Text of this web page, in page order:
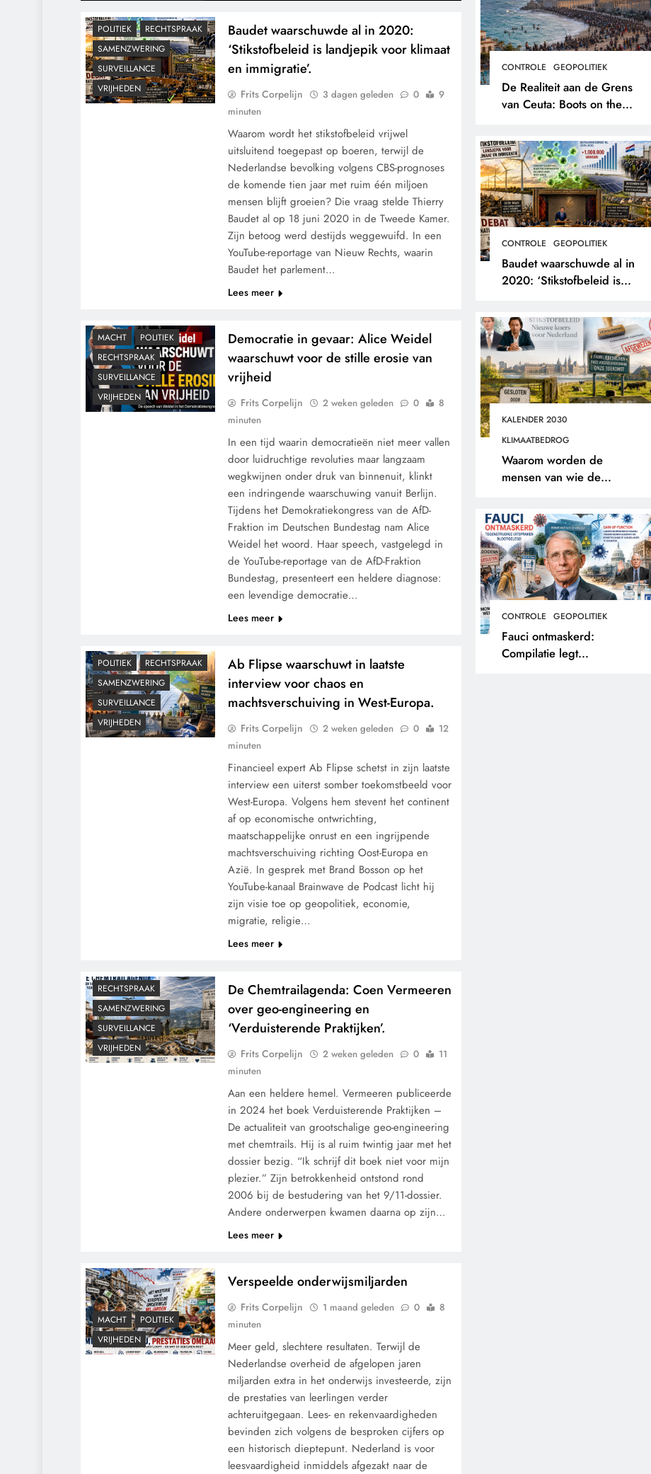
CONTROLE GEOPOLITIEK
De Realiteit aan de Grens
van Ceuta: Boots on the
CONTROLE GEOPOLITIEK
Baudet waarschuwde al in
2020: ‘Stikstofbeleid is
immigratie’.
KALENDER 2030
KLIMAATBEDROG
Waarom worden de
mensen van wie de
buitengesloten?
CONTROLE GEOPOLITIEK
Fauci ontmaskerd:
Compilatie legt
POLITIEK
RECHTSPRAAK
SAMENZWERING
SURVEILLANCE
VRIJHEDEN
Baudet waarschuwde al in 2020:
‘Stikstofbeleid is landjepik voor klimaat
en immigratie’.
Frits Corpelijn 3 dagen geleden 0
9
minuten
Waarom wordt het stikstofbeleid vrijwel
uitsluitend toegepast op boeren, terwijl de
Nederlandse bevolking volgens CBS-prognoses
de komende tien jaar met ruim één miljoen
mensen blijft groeien? Die vraag stelde Thierry
Baudet al op 18 juni 2020 in de Tweede Kamer.
Zijn betoog werd destijds weggewuifd. In een
YouTube-reportage van Nieuw Rechts, waarin
Baudet het parlement…
Lees meer
MACHT
POLITIEK
RECHTSPRAAK
SURVEILLANCE
VRIJHEDEN
Democratie in gevaar: Alice Weidel
waarschuwt voor de stille erosie van
vrijheid
Frits Corpelijn 2 weken geleden 0
8
minuten
In een tijd waarin democratieën niet meer vallen
door luidruchtige revoluties maar langzaam
wegkwijnen onder druk van binnenuit, klinkt
een indringende waarschuwing vanuit Berlijn.
Tijdens het Demokratiekongress van de AfD-
Fraktion im Deutschen Bundestag nam Alice
Weidel het woord. Haar speech, vastgelegd in
de YouTube-reportage van de AfD-Fraktion
Bundestag, presenteert een heldere diagnose:
een levendige democratie…
Lees meer
POLITIEK
RECHTSPRAAK
SAMENZWERING
SURVEILLANCE
VRIJHEDEN
Ab Flipse waarschuwt in laatste
interview voor chaos en
machtsverschuiving in West-Europa.
Frits Corpelijn 2 weken geleden 0
12
minuten
Financieel expert Ab Flipse schetst in zijn laatste
interview een uiterst somber toekomstbeeld voor
West-Europa. Volgens hem stevent het continent
af op economische ontwrichting,
maatschappelijke onrust en een ingrijpende
machtsverschuiving richting Oost-Europa en
Azië. In gesprek met Brand Bosson op het
YouTube-kanaal Brainwave de Podcast licht hij
zijn visie toe op geopolitiek, economie,
migratie, religie…
Lees meer
RECHTSPRAAK
SAMENZWERING
SURVEILLANCE
VRIJHEDEN
De Chemtrailagenda: Coen Vermeeren
over geo-engineering en
‘Verduisterende Praktijken’.
Frits Corpelijn 2 weken geleden 0
11
minuten
Aan een heldere hemel. Vermeeren publiceerde
in 2024 het boek Verduisterende Praktijken –
De actualiteit van grootschalige geo-engineering
met chemtrails. Hij is al ruim twintig jaar met het
dossier bezig. “Ik schrijf dit boek niet voor mijn
plezier.” Zijn betrokkenheid ontstond rond
2006 bij de bestudering van het 9/11-dossier.
Andere onderwerpen kwamen daarna op zijn…
Lees meer
MACHT
POLITIEK
VRIJHEDEN
Verspeelde onderwijsmiljarden
Frits Corpelijn 1 maand geleden 0
8
minuten
Meer geld, slechtere resultaten. Terwijl de
Nederlandse overheid de afgelopen jaren
miljarden extra in het onderwijs investeerde, zijn
de prestaties van leerlingen verder
achteruitgegaan. Lees- en rekenvaardigheden
bevinden zich volgens de besproken cijfers op
een historisch dieptepunt. Nederland is voor
leesvaardigheid inmiddels afgezakt naar de